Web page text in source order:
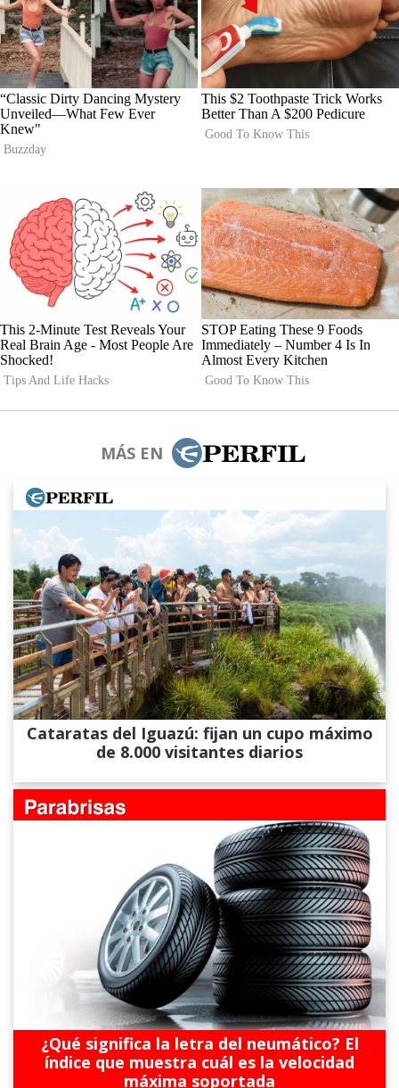
MÁS EN
Cataratas del Iguazú: fijan un cupo máximo
de 8.000 visitantes diarios
¿Qué significa la letra del neumático? El
índice que muestra cuál es la velocidad
máxima soportada